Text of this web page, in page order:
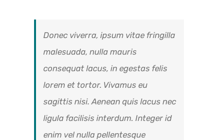
Donec viverra, ipsum vitae fringilla
malesuada, nulla mauris
consequat lacus, in egestas felis
lorem et tortor. Vivamus eu
sagittis nisi. Aenean quis lacus nec
ligula facilisis interdum. Integer id
enim vel nulla pellentesque